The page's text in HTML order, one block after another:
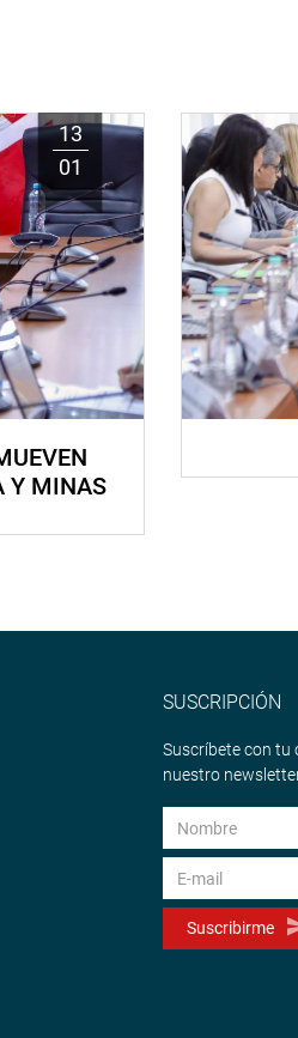
13
01
Y MINAS
SUSCRIPCIÓN
Suscríbete con tu
nuestro
Suscribirme